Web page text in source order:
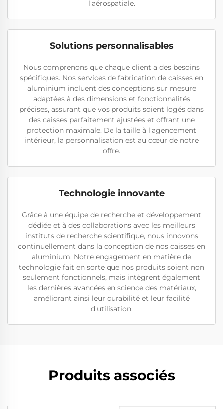
l'aérospatiale.
Solutions personnalisables
Nous comprenons que chaque client a des besoins
spécifiques. Nos services de fabrication de caisses en
aluminium incluent des conceptions sur mesure
adaptées à des dimensions et fonctionnalités
précises, assurant que vos produits soient logés dans
des caisses parfaitement ajustées et offrant une
protection maximale. De la taille à l'agencement
intérieur, la personnalisation est au cœur de notre
offre.
Technologie innovante
Grâce à une équipe de recherche et développement
dédiée et à des collaborations avec les meilleurs
instituts de recherche scientifique, nous innovons
continuellement dans la conception de nos caisses en
aluminium. Notre engagement en matière de
technologie fait en sorte que nos produits soient non
seulement fonctionnels, mais intègrent également
les dernières avancées en science des matériaux,
améliorant ainsi leur durabilité et leur facilité
d'utilisation.
Produits associés